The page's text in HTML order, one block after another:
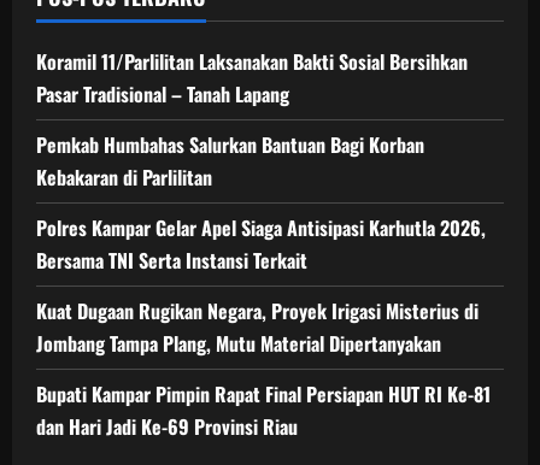
Koramil 11/Parlilitan Laksanakan Bakti Sosial Bersihkan
Pasar Tradisional – Tanah Lapang
Pemkab Humbahas Salurkan Bantuan Bagi Korban
Kebakaran di Parlilitan
Polres Kampar Gelar Apel Siaga Antisipasi Karhutla 2026,
Bersama TNI Serta Instansi Terkait
Kuat Dugaan Rugikan Negara, ​Proyek Irigasi Misterius di
Jombang Tampa Plang, Mutu Material Dipertanyakan
Bupati Kampar Pimpin Rapat Final Persiapan HUT RI Ke-81
dan Hari Jadi Ke-69 Provinsi Riau